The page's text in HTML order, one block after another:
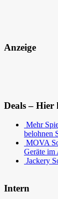
Anzeige
Deals – Hier
Mehr
belohnen
MOVA
Geräte im
Jackery
Intern